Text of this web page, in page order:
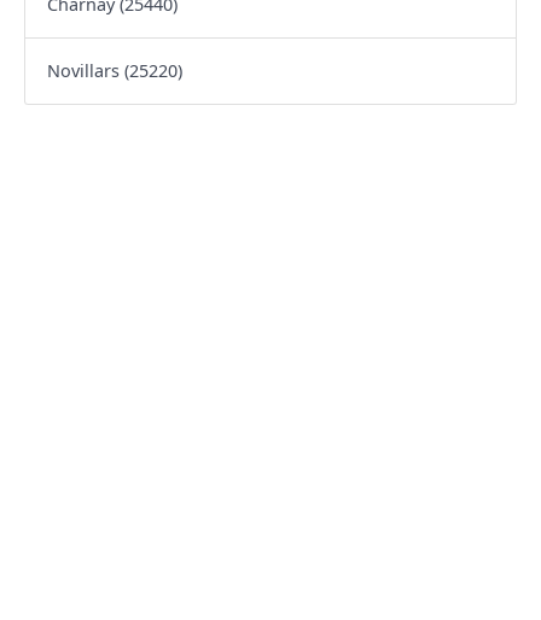
Charnay (25440)
Novillars (25220)